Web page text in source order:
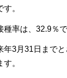
。
率は、32.9％
3月31日まで
。